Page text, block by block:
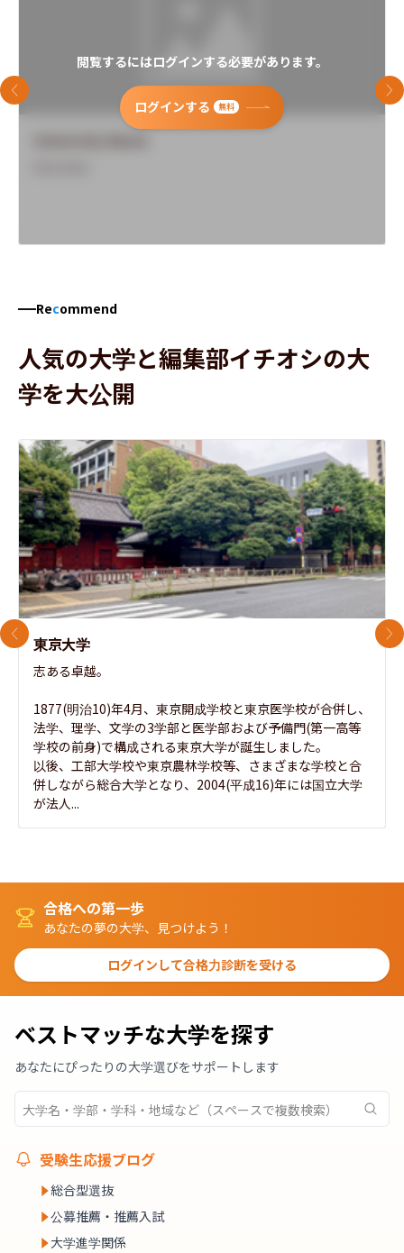
閲覧するにはログインする必要があります。
ログインする 無料
前のスライド 次
Recommend
人気の大学と編集部イチオシの大
学を大公開
東京大学
志ある卓越。
1877(明治10)年4月、東京開成学校と東京医学校が合併し、
法学、理学、文学の3学部と医学部および予備門(第一高等
学校の前身)で構成される東京大学が誕生しました。
以後、工部大学校や東京農林学校等、さまざまな学校と合
併しながら総合大学となり、2004(平成16)年には国立大学
が法人...
前のスライド 次
合格への第一歩
あなたの夢の大学、見つけよう！
ログインして合格力診断を受ける
ベストマッチな大学を探す
あなたにぴったりの大学選びをサポートします
受験生応援ブログ
総合型選抜
公募推薦・推薦入試
大学進学関係